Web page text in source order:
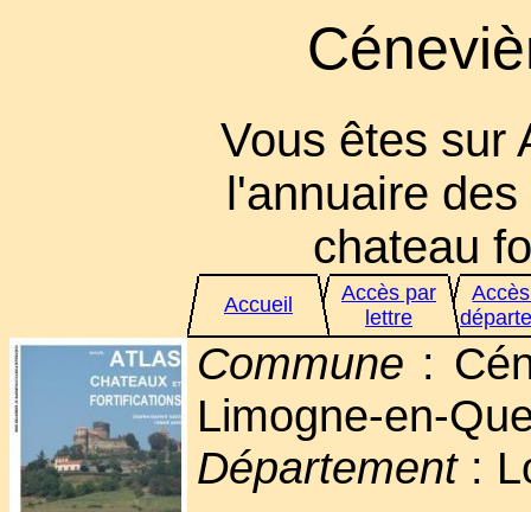
Vous êtes sur
l'annuaire
chateau
Accueil
Accès par
lettre
Commune :
Limogne-en-
Département: